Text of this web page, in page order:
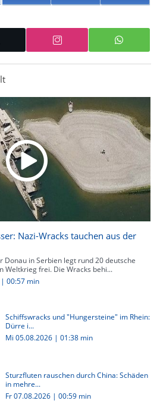
Nazi-Wracks tauchen aus der
Donau in Serbien legt rund 20 deutsche
Weltkrieg frei. Die Wracks behi...
00:57 min
Schiffswracks und "Hungersteine" im Rhein:
Dürre i...
Mi 05.08.2026 | 01:38 min
Sturzfluten rauschen durch China: Schäden
in mehre...
Fr 07.08.2026 | 00:59 min